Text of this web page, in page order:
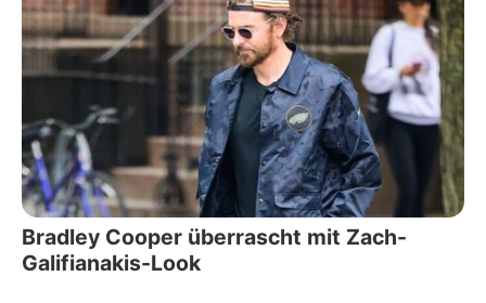
Bradley Cooper überrascht mit Zach-
Galifianakis-Look